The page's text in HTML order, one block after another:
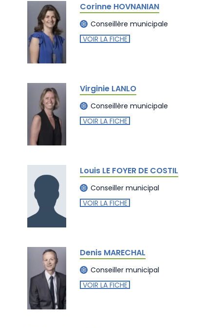
Corinne HOVNANIAN
Conseillère municipale
VOIR LA FICHE
Virginie LANLO
Conseillère municipale
VOIR LA FICHE
Louis LE FOYER DE COSTIL
Conseiller municipal
VOIR LA FICHE
Denis MARECHAL
Conseiller municipal
VOIR LA FICHE